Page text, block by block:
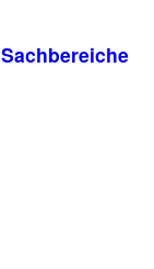
Sachbereiche